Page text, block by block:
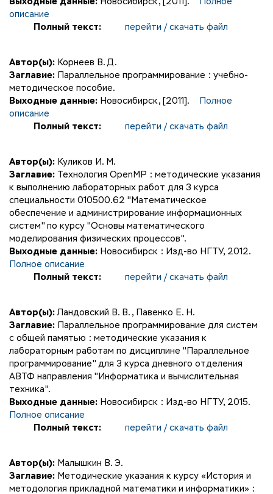
описание
Полный текст:
перейти / скачать файл
Автор(ы): Корнеев В. Д.
Заглавие: Параллельное программирование : учебно-
методическое пособие.
Выходные данные: Новосибирск, [2011].
Полное
описание
Полный текст:
перейти / скачать файл
Автор(ы): Куликов И. М.
Заглавие: Технология OpenMP : методические указания
к выполнению лабораторных работ для 3 курса
специальности 010500.62 "Математическое
обеспечение и администрирование информационных
систем" по курсу "Основы математического
моделирования физических процессов".
Выходные данные: Новосибирск : Изд-во НГТУ, 2012.
Полное описание
Полный текст:
перейти / скачать файл
Автор(ы): Ландовский В. В. , Павенко Е. Н.
Заглавие: Параллельное программирование для систем
с общей памятью : методические указания к
лабораторным работам по дисциплине "Параллельное
программирование" для 3 курса дневного отделения
АВТФ направления "Информатика и вычислительная
техника".
Выходные данные: Новосибирск : Изд-во НГТУ, 2015.
Полное описание
Полный текст:
перейти / скачать файл
Автор(ы): Малышкин В. Э.
Заглавие: Методические указания к курсу «История и
методология прикладной математики и информатики» :